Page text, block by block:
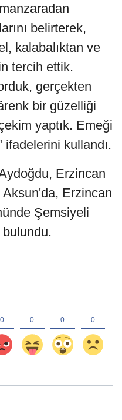
belirterek,
kalabalıktan ve
tercih ettik.
gerçekten
bir güzelliği
yaptık. Emeği
ifadelerini kullandı.
Erzincan
Erzincan
Şemsiyeli